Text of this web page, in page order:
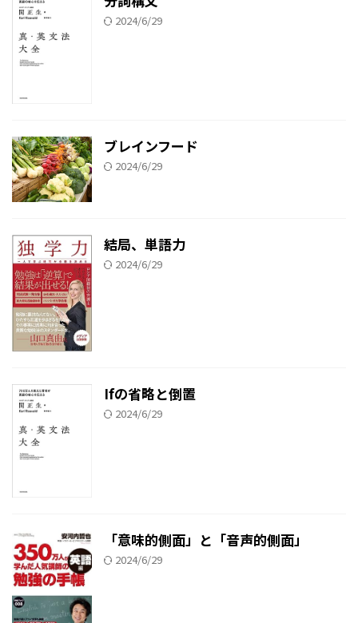
2024/6/29
ブレインフード
2024/6/29
結局、単語力
2024/6/29
Ifの省略と倒置
2024/6/29
「意味的側面」と「音声的側面」
2024/6/29